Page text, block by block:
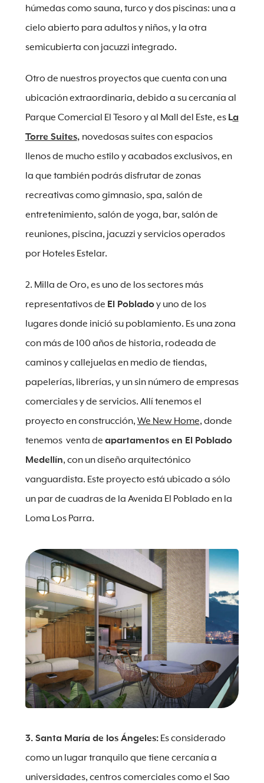
húmedas como sauna, turco y dos piscinas: una a
cielo abierto para adultos y niños, y la otra
semicubierta con jacuzzi integrado.
Otro de nuestros proyectos que cuenta con una
ubicación extraordinaria, debido a su cercanía al
Parque Comercial El Tesoro y al Mall del Este, es La
Torre Suites, novedosas suites con espacios
llenos de mucho estilo y acabados exclusivos, en
la que también podrás disfrutar de zonas
recreativas como gimnasio, spa, salón de
entretenimiento, salón de yoga, bar, salón de
reuniones, piscina, jacuzzi y servicios operados
por Hoteles Estelar.
2. Milla de Oro, es uno de los sectores más
representativos de El Pobladoy uno de los
lugares donde inició su poblamiento. Es una zona
con más de 100 años de historia, rodeada de
caminos y callejuelas en medio de tiendas,
papelerías, librerías, y un sin número de empresas
comerciales y de servicios. Allí tenemos el
proyecto en construcción, We New Home, donde
tenemos venta de apartamentos en El Poblado
Medellín, con un diseño arquitectónico
vanguardista. Este proyecto está ubicado a sólo
un par de cuadras de la Avenida El Poblado en la
Loma Los Parra.
3. Santa María de los Ángeles:Es considerado
como un lugar tranquilo que tiene cercanía a
universidades, centros comerciales como el Sao